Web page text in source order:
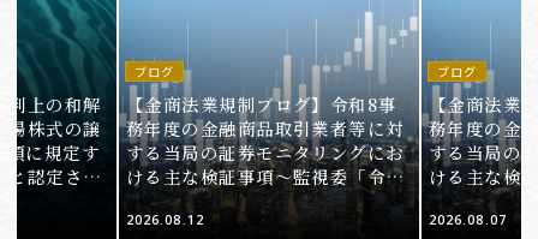
判上の和解
場株式の譲
に規定す
と認定され
ブログ
【金商法業規制ブログ】令和8事
務年度の金融商品取引業者等に対
する当局の証券モニタリングにお
ける主な検証事項～監視委「令和
8事務年度 証券モニタリング基本
方針」の解説～（第2回）
2026.08.12
ブログ
【金商法業
務年度の金
する当局の
ける主な検
8事務年度
方針」の解
2026.08.07